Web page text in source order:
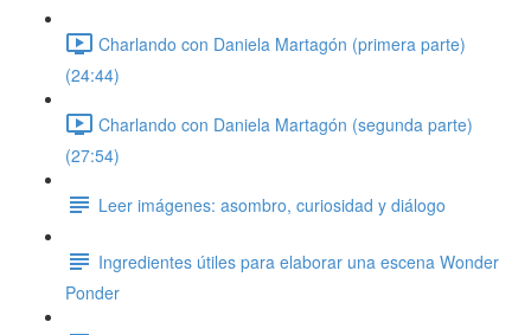
Charlando con Daniela Martagón (primera parte)
(24:44)
Charlando con Daniela Martagón (segunda parte)
(27:54)
Leer imágenes: asombro, curiosidad y diálogo
Ingredientes útiles para elaborar una escena Wonder
Ponder